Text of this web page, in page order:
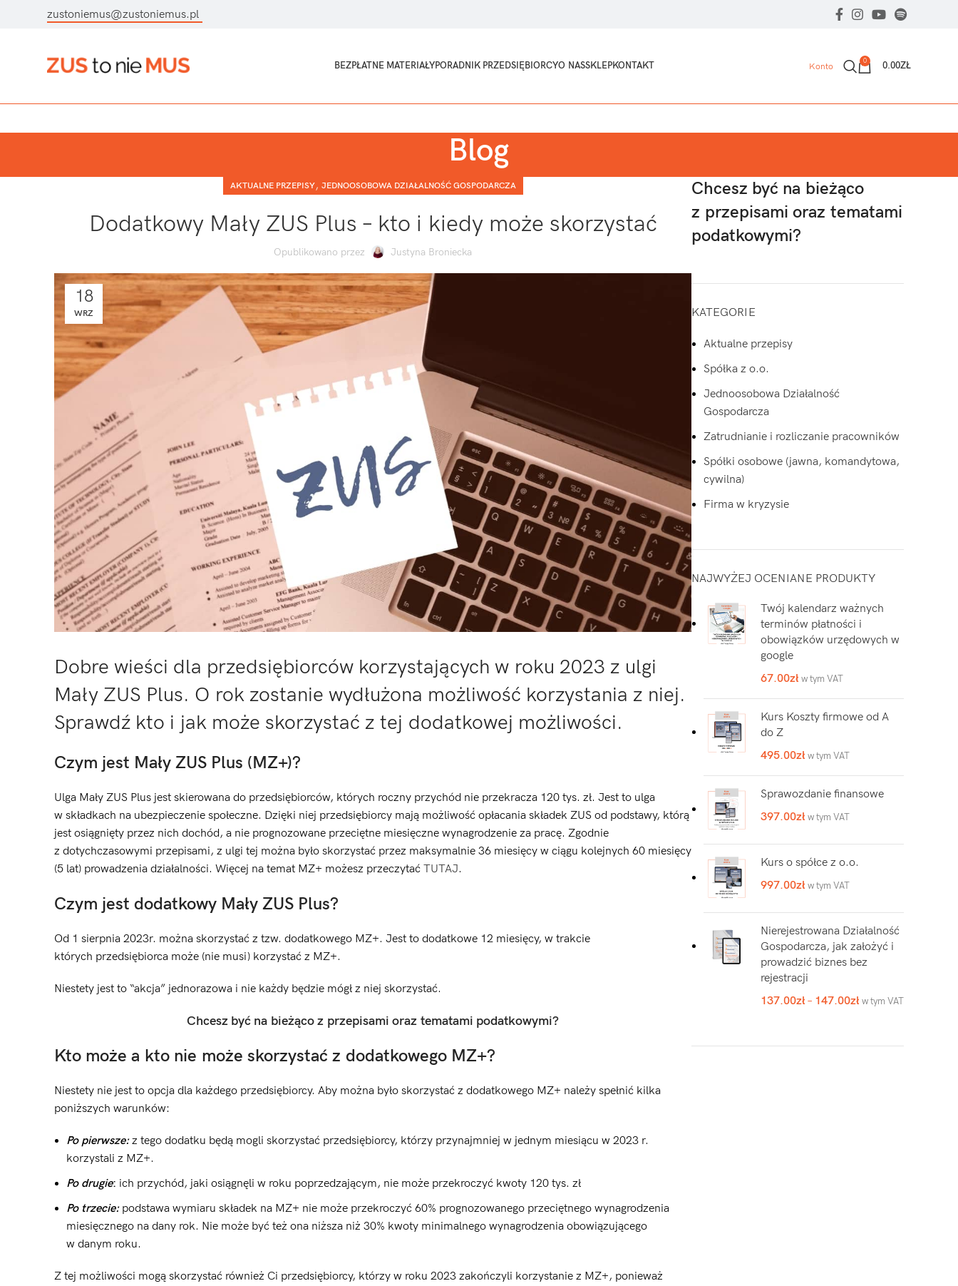
zustoniemus@zustoniemus.pl
BEZPŁATNE MATERIAŁYPORADNIK PRZEDSIĘBIORCYO NASSKLEPKONTAKT Konto
0 0.00ZŁ
Blog
AKTUALNE PRZEPISY, JEDNOOSOBOWA DZIAŁALNOŚĆ GOSPODARCZA
Dodatkowy Mały ZUS Plus – kto i kiedy może skorzystać
Opublikowano przez Justyna Broniecka
18
WRZ
Dobre wieści dla przedsiębiorców korzystających w roku 2023 z ulgi
Mały ZUS Plus. O rok zostanie wydłużona możliwość korzystania z niej.
Sprawdź kto i jak może skorzystać z tej dodatkowej możliwości.
Czym jest Mały ZUS Plus (MZ+)?
Ulga Mały ZUS Plus jest skierowana do przedsiębiorców, których roczny przychód nie przekracza 120 tys. zł. Jest to ulga
w składkach na ubezpieczenie społeczne. Dzięki niej przedsiębiorcy mają możliwość opłacania składek ZUS od podstawy, którą
jest osiągnięty przez nich dochód, a nie prognozowane przeciętne miesięczne wynagrodzenie za pracę. Zgodnie
z dotychczasowymi przepisami, z ulgi tej można było skorzystać przez maksymalnie 36 miesięcy w ciągu kolejnych 60 miesięcy
(5 lat) prowadzenia działalności. Więcej na temat MZ+ możesz przeczytać TUTAJ.
Czym jest dodatkowy Mały ZUS Plus?
Od 1 sierpnia 2023r. można skorzystać z tzw. dodatkowego MZ+. Jest to dodatkowe 12 miesięcy, w trakcie
których przedsiębiorca może (nie musi) korzystać z MZ+.
Niestety jest to “akcja” jednorazowa i nie każdy będzie mógł z niej skorzystać.
Chcesz być na bieżąco z przepisami oraz tematami podatkowymi?
Kto może a kto nie może skorzystać z dodatkowego MZ+?
Niestety nie jest to opcja dla każdego przedsiębiorcy. Aby można było skorzystać z dodatkowego MZ+ należy spełnić kilka
poniższych warunków:
Po pierwsze: z tego dodatku będą mogli skorzystać przedsiębiorcy, którzy przynajmniej w jednym miesiącu w 2023 r.
korzystali z MZ+.
Po drugie: ich przychód, jaki osiągnęli w roku poprzedzającym, nie może przekroczyć kwoty 120 tys. zł
Po trzecie: podstawa wymiaru składek na MZ+ nie może przekroczyć 60% prognozowanego przeciętnego wynagrodzenia
miesięcznego na dany rok. Nie może być też ona niższa niż 30% kwoty minimalnego wynagrodzenia obowiązującego
w danym roku.
Z tej możliwości mogą skorzystać również Ci przedsiębiorcy, którzy w roku 2023 zakończyli korzystanie z MZ+, ponieważ
Chcesz być na bieżąco
z przepisami oraz tematami
podatkowymi?
KATEGORIE
Aktualne przepisy
Spółka z o.o.
Jednoosobowa Działalność
Gospodarcza
Zatrudnianie i rozliczanie pracowników
Spółki osobowe (jawna, komandytowa,
cywilna)
Firma w kryzysie
NAJWYŻEJ OCENIANE PRODUKTY
Twój kalendarz ważnych
terminów płatności i
obowiązków urzędowych w
google
67.00zł w tym VAT
Kurs Koszty firmowe od A
do Z
495.00zł w tym VAT
Sprawozdanie finansowe
397.00zł w tym VAT
Kurs o spółce z o.o.
997.00zł w tym VAT
Nierejestrowana Działalność
Gospodarcza, jak założyć i
prowadzić biznes bez
rejestracji
137.00zł – 147.00zł w tym VAT